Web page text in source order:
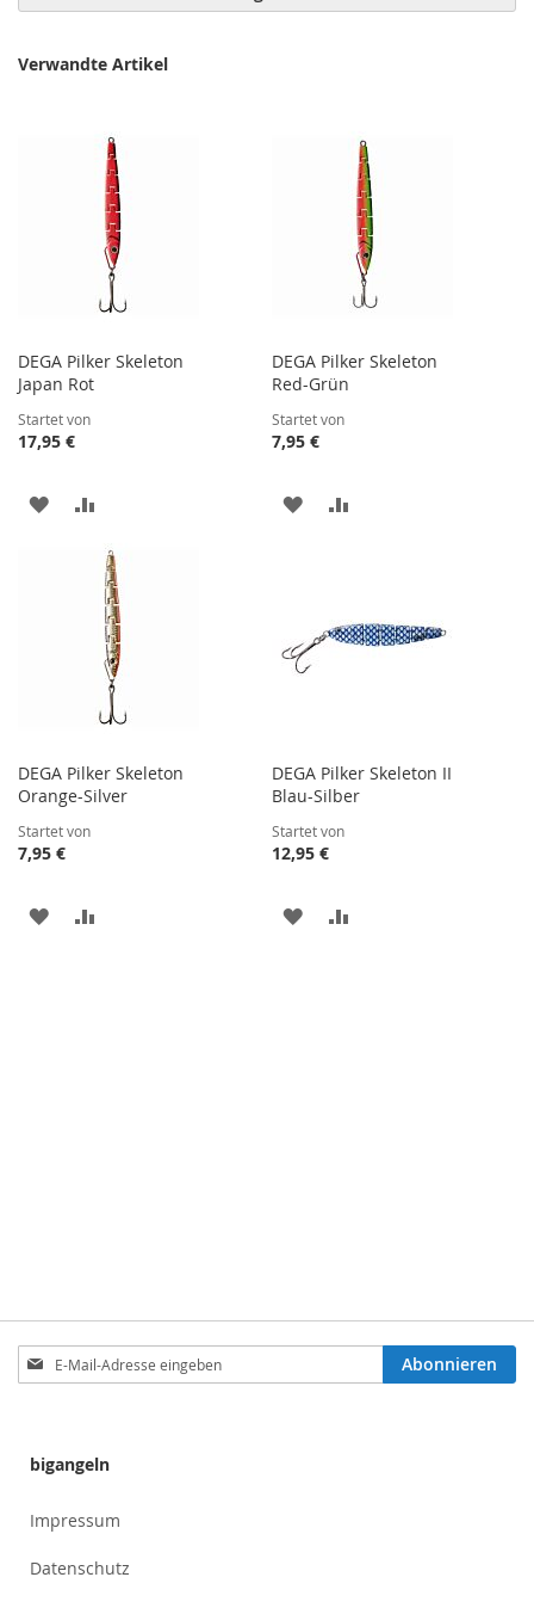
Verwandte Artikel
DEGA Pilker Skeleton
Japan Rot
Startet von
17,95 €
ZUR
WUNSCHLISTE
HINZUFÜGEN
VERGLEICHSLISTE
HINZUFÜGEN
DEGA Pilker Skeleton
Red-Grün
Startet von
7,95 €
ZUR
DEGA Pilker Skeleton
Orange-Silver
Startet von
7,95 €
ZUR
DEGA Pilker Skeleton II
Blau-Silber
Startet von
12,95 €
ZUR
Anmeldung
zum
Abonnieren
bigangeln
Impressum
Datenschutz